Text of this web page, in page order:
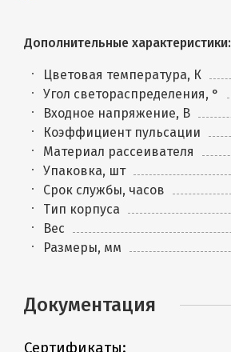
Дополнительные характеристики:
Цветовая температура, К
Угол светораспределения, °
Входное напряжение, В
Коэффициент пульсации
Материал рассеивателя
Упаковка, шт
Срок службы, часов
Тип корпуса
Вес
Размеры, мм
Документация
Сертификаты: